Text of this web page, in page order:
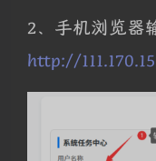
2、手机浏览器
http://